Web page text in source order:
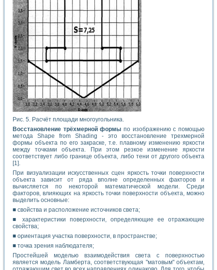
Рис. 5. Расчёт площади многоугольника.
Восстановление трёхмерной формы по изображению с помощью
метода Shape from Shading - это восстановление трехмерной
формы объекта по его закраске, т.е. плавному изменению яркости
между точками объекта. При этом резкое изменение яркости
соответствует либо границе объекта, либо тени от другого объекта
[1].
При визуализации искусственных сцен яркость точки поверхности
объекта зависит от ряда вполне определенных факторов и
вычисляется по некоторой математической модели. Среди
факторов, влияющих на яркость точки поверхности объекта, можно
выделить основные:
■ свойства и расположение источников света;
■ характеристики поверхности, определяющие ее отражающие
свойства;
■ ориентация участка поверхности, в пространстве;
■ точка зрения наблюдателя;
Простейшей моделью взаимодействия света с поверхностью
является модель Ламберта, соответствующая "матовым" объектам,